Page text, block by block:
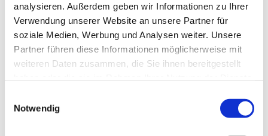
analysieren. Außerdem geben wir Informationen zu Ihrer
Verwendung unserer Website an unsere Partner für
soziale Medien, Werbung und Analysen weiter. Unsere
Partner führen diese Informationen möglicherweise mit
weiteren Daten zusammen, die Sie ihnen bereitgestellt
Notwendig